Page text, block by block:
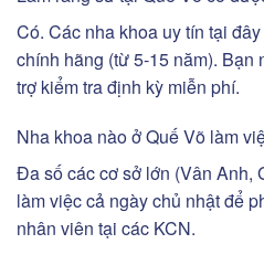
Có. Các nha khoa uy tín tại
chính hãng (từ 5-15 năm).
trợ kiểm tra định kỳ miễn phí.
Nha khoa nào ở Quế Võ làm
Đa số các cơ sở lớn (Vân Anh,
làm việc cả ngày chủ nhật để
nhân viên tại các KCN.